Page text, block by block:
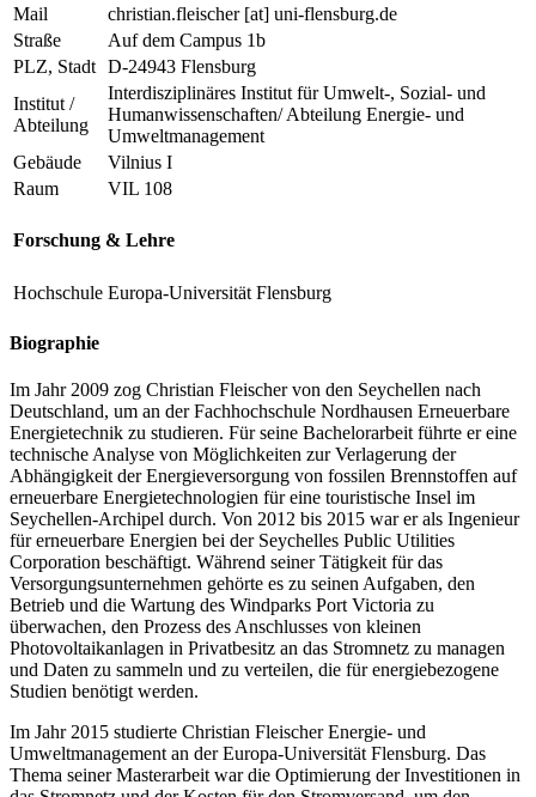
Mail
christian.fleischer[at] uni-flensburg.de
Straße
Auf dem Campus 1b
PLZ, Stadt D-24943 Flensburg
Institut /
Abteilung
Interdisziplinäres Institut für Umwelt-, Sozial- und
Humanwissenschaften/ Abteilung Energie- und
Umweltmanagement
Gebäude
Vilnius I
Raum
VIL 108
Forschung & Lehre
Hochschule Europa-Universität Flensburg
Biographie
Im Jahr 2009 zog Christian Fleischer von den Seychellen nach
Deutschland, um an der Fachhochschule Nordhausen Erneuerbare
Energietechnik zu studieren. Für seine Bachelorarbeit führte er eine
technische Analyse von Möglichkeiten zur Verlagerung der
Abhängigkeit der Energieversorgung von fossilen Brennstoffen auf
erneuerbare Energietechnologien für eine touristische Insel im
Seychellen-Archipel durch. Von 2012 bis 2015 war er als Ingenieur
für erneuerbare Energien bei der Seychelles Public Utilities
Corporation beschäftigt. Während seiner Tätigkeit für das
Versorgungsunternehmen gehörte es zu seinen Aufgaben, den
Betrieb und die Wartung des Windparks Port Victoria zu
überwachen, den Prozess des Anschlusses von kleinen
Photovoltaikanlagen in Privatbesitz an das Stromnetz zu managen
und Daten zu sammeln und zu verteilen, die für energiebezogene
Studien benötigt werden.
Im Jahr 2015 studierte Christian Fleischer Energie- und
Umweltmanagement an der Europa-Universität Flensburg. Das
Thema seiner Masterarbeit war die Optimierung der Investitionen in